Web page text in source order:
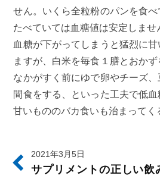
せん。いくら全粒粉のパンを食
たべていては血糖値は安定しませ
血糖が下がってしまうと猛烈に
ますが、白米を毎食１膳とおか
なかがすく前にゆで卵やチーズ
間食をする、といった工夫で低血
甘いもののバカ食いも治まってく
2021年3月5日
サプリメントの正しい飲